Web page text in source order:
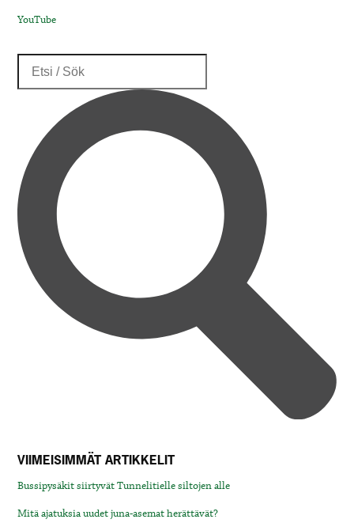
YouTube
VIIMEISIMMÄT ARTIKKELIT
Bussipysäkit siirtyvät Tunnelitielle siltojen alle
Mitä ajatuksia uudet juna-asemat herättävät?